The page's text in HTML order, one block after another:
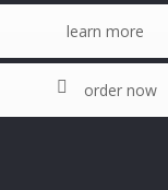
learn more
order now